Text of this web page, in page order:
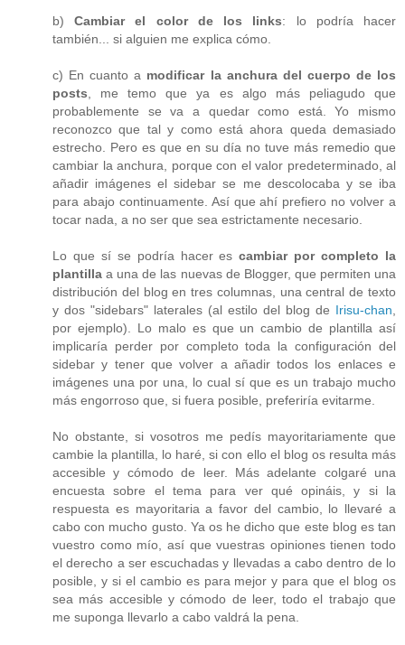
b)Cambiar el color de los links: lo podría hacer
también... si alguien me explica cómo.
c) En cuanto a modificar la anchura del cuerpo de los
posts, me temo que ya es algo más peliagudo que
probablemente se va a quedar como está. Yo mismo
reconozco que tal y como está ahora queda demasiado
estrecho. Pero es que en su día no tuve más remedio que
cambiar la anchura, porque con el valor predeterminado, al
añadir imágenes el sidebar se me descolocaba y se iba
para abajo continuamente. Así que ahí prefiero no volver a
tocar nada, a no ser que sea estrictamente necesario.
Lo que sí se podría hacer escambiar por completo la
plantilla a una de las nuevas de Blogger, que permiten una
distribución del blog en tres columnas, una central de texto
y dos "sidebars" laterales (al estilo del blog de Irisu-chan,
por ejemplo). Lo malo es que un cambio de plantilla así
implicaría perder por completo toda la configuración del
sidebar y tener que volver a añadir todos los enlaces e
imágenes una por una, lo cual sí que es un trabajo mucho
más engorroso que, si fuera posible, preferiría evitarme.
No obstante, si vosotros me pedís mayoritariamente que
cambie la plantilla, lo haré, si con ello el blog os resulta más
accesible y cómodo de leer. Más adelante colgaré una
encuesta sobre el tema para ver qué opináis, y si la
respuesta es mayoritaria a favor del cambio, lo llevaré a
cabo con mucho gusto. Ya os he dicho que este blog es tan
vuestro como mío, así que vuestras opiniones tienen todo
el derecho a ser escuchadas y llevadas a cabo dentro de lo
posible, y si el cambio es para mejor y para que el blog os
sea más accesible y cómodo de leer, todo el trabajo que
me suponga llevarlo a cabo valdrá la pena.